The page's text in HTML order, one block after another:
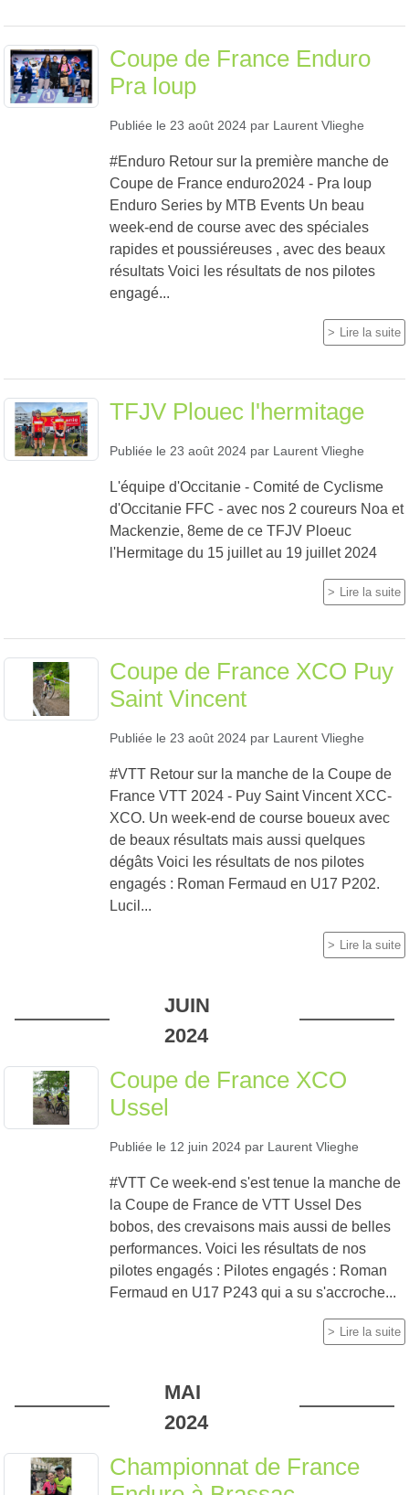
Coupe de France Enduro
Pra loup
Publiée le 23 août 2024 par Laurent Vlieghe
#Enduro Retour sur la première manche de
Coupe de France enduro2024 - Pra loup
Enduro Series by MTB Events Un beau
week-end de course avec des spéciales
rapides et poussiéreuses , avec des beaux
résultats Voici les résultats de nos pilotes
engagé...
Lire la suite
TFJV Plouec l'hermitage
Publiée le 23 août 2024 par Laurent Vlieghe
L'équipe d'Occitanie - Comité de Cyclisme
d'Occitanie FFC - avec nos 2 coureurs Noa et
Mackenzie, 8eme de ce TFJV Ploeuc
l'Hermitage du 15 juillet au 19 juillet 2024
Lire la suite
Coupe de France XCO Puy
Saint Vincent
Publiée le 23 août 2024 par Laurent Vlieghe
#VTT Retour sur la manche de la Coupe de
France VTT 2024 - Puy Saint Vincent XCC-
XCO. Un week-end de course boueux avec
de beaux résultats mais aussi quelques
dégâts Voici les résultats de nos pilotes
engagés : Roman Fermaud en U17 P202.
Lucil...
Lire la suite
JUIN
2024
Coupe de France XCO
Ussel
Publiée le 12 juin 2024 par Laurent Vlieghe
#VTT Ce week-end s'est tenue la manche de
la Coupe de France de VTT Ussel Des
bobos, des crevaisons mais aussi de belles
performances. Voici les résultats de nos
pilotes engagés : Pilotes engagés : Roman
Fermaud en U17 P243 qui a su s'accroche...
Lire la suite
MAI
2024
Championnat de France